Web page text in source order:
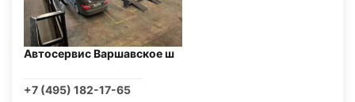
Автосервис Варшавское ш
+7 (495) 182-17-65